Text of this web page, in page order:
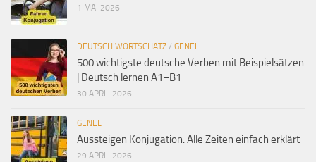
1 MAI 2026
DEUTSCH WORTSCHATZ / GENEL
500 wichtigste deutsche Verben mit Beispielsätzen
| Deutsch lernen A1–B1
30 APRIL 2026
GENEL
Aussteigen Konjugation: Alle Zeiten einfach erklärt
29 APRIL 2026